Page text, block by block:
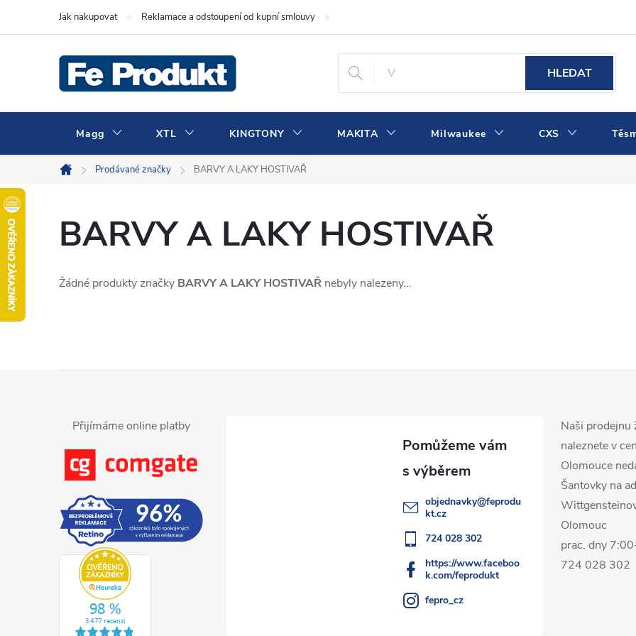
Jak nakupovat Reklamace a odstoupení od kupní smlouvy
HLEDAT
Magg XTL KINGTONY MAKITA Milwaukee CXS
Domů
Prodávané značky BARVY A LAKY HOSTIVAŘ
BARVY A LAKY HOSTIVAŘ
Žádné produkty značky BARVY A LAKY HOSTIVAŘ nebyly nalezeny...
Přijímáme online platby
objednavky@feprodu
kt.cz
724 028 302
https://www.faceboo
k.com/feprodukt
fepro_cz
Naši prodejnu
naleznete v
Olomouce
Šantovky na
Olomouc
prac. dny
724 028 302